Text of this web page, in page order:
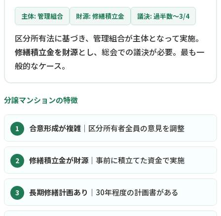
主体: 管理組合 財源: 修繕積立金 議決: 過半数〜3/4
区分所有法に基づき、管理組合が主体となって実施。
修繕積立金を財源とし、総会での議決が必要。最も一
般的なケース。
分譲マンションの特徴
合意形成が複雑 ｜区分所有者全員の意見を調整
修繕積立金が財源 ｜事前に積立てた資金で実施
長期修繕計画あり ｜30年程度の計画書がある